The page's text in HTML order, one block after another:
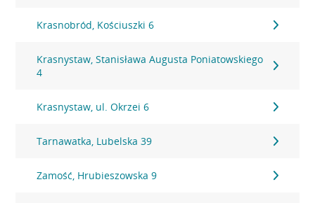
Krasnobród, Kościuszki 6
Krasnystaw, Stanisława Augusta Poniatowskiego
4
Krasnystaw, ul. Okrzei 6
Tarnawatka, Lubelska 39
Zamość, Hrubieszowska 9